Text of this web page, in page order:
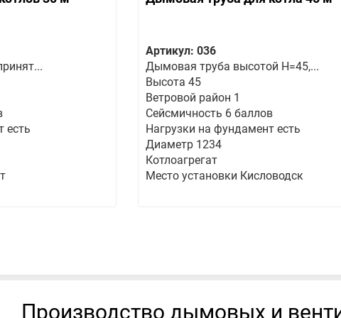
есть
Артикул: 036
Дымовая труба высотой Н=45,...
Высота 45
Ветровой район 1
Сейсмичность 6 баллов
Нагрузки на фундамент есть
Диаметр 1234
Котлоагрегат
Место установки Кисловодск
Производство дымовых и